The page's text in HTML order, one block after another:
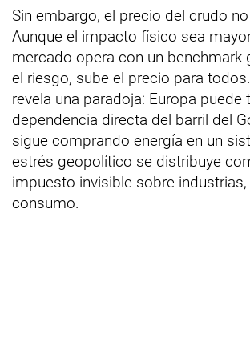
Sin embargo, el precio del crudo
Aunque el impacto físico sea
mercado opera con un benchmark
el riesgo, sube el precio para
revela una paradoja: Europa puede
dependencia directa del barril del
sigue comprando energía en un
estrés geopolítico se distribuye
impuesto invisible sobre
consumo.